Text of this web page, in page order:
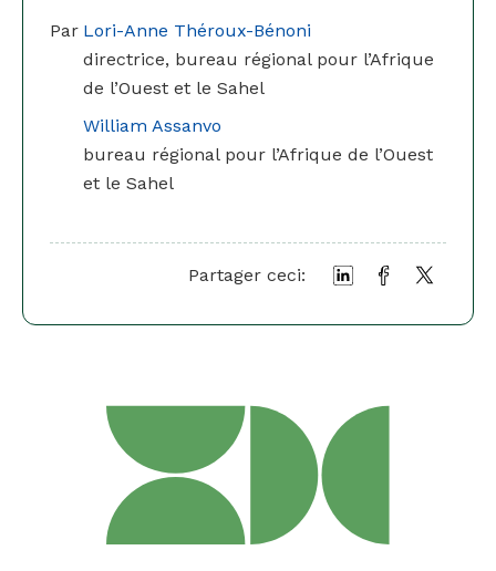
Par Lori-Anne Théroux-Bénoni
directrice, bureau régional pour l’Afrique
de l’Ouest et le Sahel
William Assanvo
bureau régional pour l’Afrique de l’Ouest
et le Sahel
Partager ceci: